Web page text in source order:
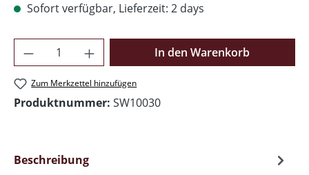
Sofort verfügbar, Lieferzeit: 2 days
Produkt Anzahl: Gib den gewünschten
In den Warenkorb
Zum Merkzettel hinzufügen
Produktnummer: SW10030
Beschreibung